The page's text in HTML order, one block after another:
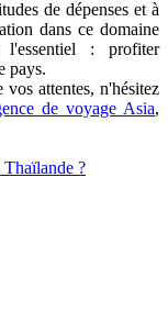
de dépenses et à
dans ce domaine
: profiter
pays.
vos attentes, n'hésitez
de voyage Asia,
Thaïlande ?